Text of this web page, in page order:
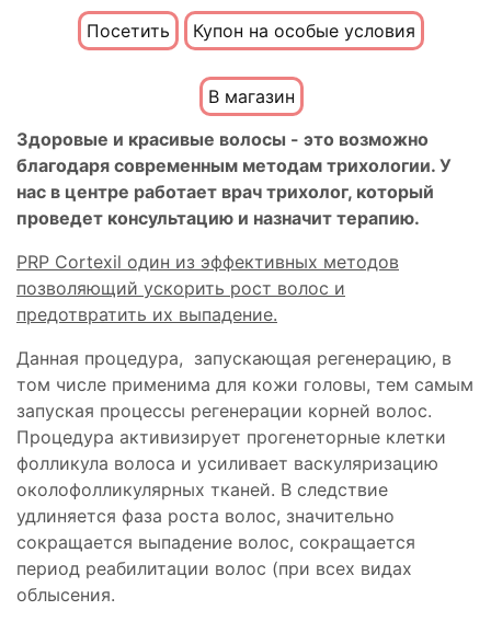
Посетить Купон на особые условия
В магазин
Здоровые и красивые волосы - это возможно
благодаря современным методам трихологии. У
нас в центре работает врач трихолог, который
проведет консультацию и назначит терапию.
PRP Cortexil один из эффективных методов
позволяющий ускорить рост волос и
предотвратить их выпадение.
Данная процедура, запускающая регенерацию, в
том числе применима для кожи головы, тем самым
запуская процессы регенерации корней волос.
Процедура активизирует прогенеторные клетки
фолликула волоса и усиливает васкуляризацию
околофолликулярных тканей. В следствие
удлиняется фаза роста волос, значительно
сокращается выпадение волос, сокращается
период реабилитации волос (при всех видах
облысения.